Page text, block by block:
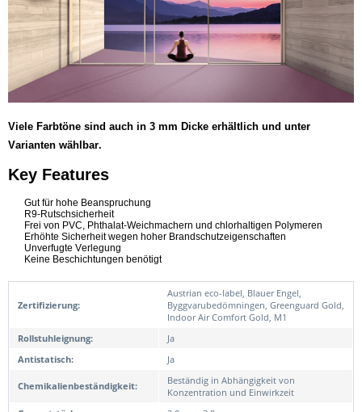
Viele Farbtöne sind auch in 3 mm Dicke erhältlich und unter
Varianten wählbar.
Key Features
Gut für hohe Beanspruchung
R9-Rutschsicherheit
Frei von PVC, Phthalat-Weichmachern und chlorhaltigen Polymeren
Erhöhte Sicherheit wegen hoher Brandschutzeigenschaften
Unverfugte Verlegung
Keine Beschichtungen benötigt
Zertifizierung:
Austrian eco-label, Blauer Engel,
Byggvarubedömningen, Greenguard Gold,
Indoor Air Comfort Gold, M1
Rollstuhleignung:
Ja
Antistatisch:
Ja
Chemikalienbeständigkeit:
Beständig in Abhängigkeit von
Konzentration und Einwirkzeit